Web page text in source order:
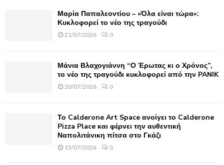
Μαρία Παπαλεοντίου – «Όλα είναι τώρα»:
Κυκλοφορεί το νέο της τραγούδι
21/07/2026 0
Μάνια Βλαχογιάννη “Ο Έρωτας κι ο Χρόνος”,
το νέο της τραγούδι κυκλοφορεί από την PANIK
20/07/2026 0
Το Calderone Art Space ανοίγει το Calderone
Pizza Place και φέρνει την αυθεντική
Ναπολιτάνικη πίτσα στο Γκάζι
15/07/2026 0